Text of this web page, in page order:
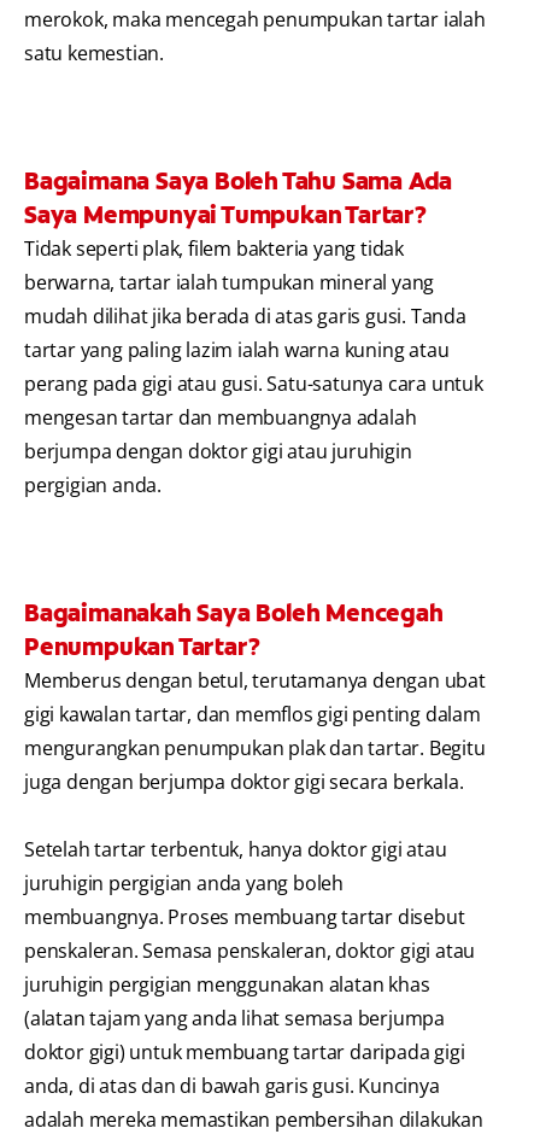
merokok, maka mencegah penumpukan tartar ialah
satu kemestian.
Bagaimana Saya Boleh Tahu Sama Ada
Saya Mempunyai Tumpukan Tartar?
Tidak seperti plak, filem bakteria yang tidak
berwarna, tartar ialah tumpukan mineral yang
mudah dilihat jika berada di atas garis gusi. Tanda
tartar yang paling lazim ialah warna kuning atau
perang pada gigi atau gusi. Satu-satunya cara untuk
mengesan tartar dan membuangnya adalah
berjumpa dengan doktor gigi atau juruhigin
pergigian anda.
Bagaimanakah Saya Boleh Mencegah
Penumpukan Tartar?
Memberus dengan betul, terutamanya dengan ubat
gigi kawalan tartar, dan memflos gigi penting dalam
mengurangkan penumpukan plak dan tartar. Begitu
juga dengan berjumpa doktor gigi secara berkala.
Setelah tartar terbentuk, hanya doktor gigi atau
juruhigin pergigian anda yang boleh
membuangnya. Proses membuang tartar disebut
penskaleran. Semasa penskaleran, doktor gigi atau
juruhigin pergigian menggunakan alatan khas
(alatan tajam yang anda lihat semasa berjumpa
doktor gigi) untuk membuang tartar daripada gigi
anda, di atas dan di bawah garis gusi. Kuncinya
adalah mereka memastikan pembersihan dilakukan